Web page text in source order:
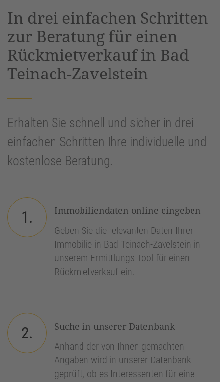
Management Platform&eRecht24
In drei einfachen Schritten
zur Beratung für einen
Rückmietverkauf in Bad
Teinach-Zavelstein
Erhalten Sie schnell und sicher in drei
einfachen Schritten Ihre individuelle und
kostenlose Beratung.
1.
Immobiliendaten online eingeben
Geben Sie die relevanten Daten Ihrer
Immobilie in Bad Teinach-Zavelstein in
unserem Ermittlungs-Tool für einen
Rückmietverkauf ein.
2.
Suche in unserer Datenbank
Anhand der von Ihnen gemachten
Angaben wird in unserer Datenbank
geprüft, ob es Interessenten für eine